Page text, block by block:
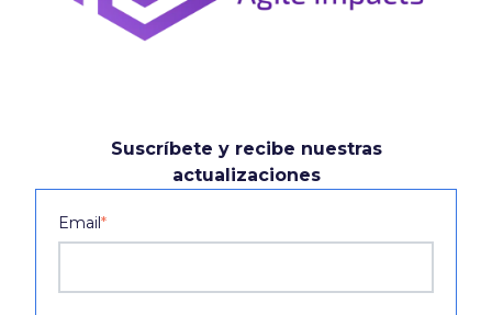
Suscríbete y recibe nuestras
actualizaciones
Email*